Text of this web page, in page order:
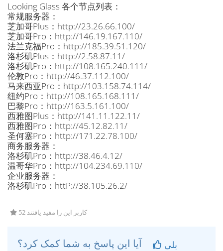
Looking Glass 各个节点列表：
常规服务器：
芝加哥Plus：http://23.26.66.100/
芝加哥Pro：http://146.19.167.110/
法兰克福Pro：http://185.39.51.120/
洛杉矶Plus：http://2.58.87.11/
洛杉矶Pro：http://108.165.240.111/
伦敦Pro：http://46.37.112.100/
马来西亚Pro：http://103.158.74.114/
纽约Pro：http://108.165.168.111/
巴黎Pro：http://163.5.161.100/
西雅图Plus：http://141.11.122.11/
西雅图Pro：http://45.12.82.11/
圣何塞Pro：http://171.22.78.100/
商务服务器：
洛杉矶Pro：http://38.46.4.12/
温哥华Pro：http://104.234.69.110/
企业服务器：
洛杉矶Pro：httP://38.105.26.2/
52 کاربر این را مفید یافتند
بلی